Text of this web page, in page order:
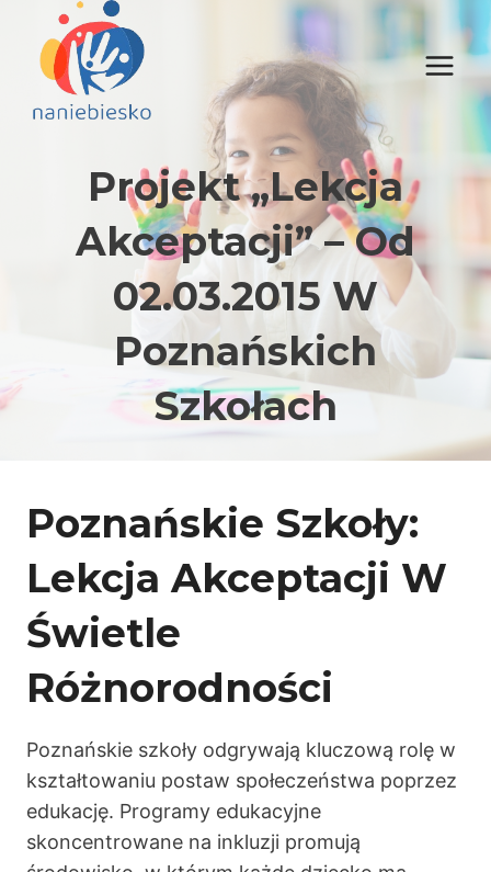
Przejdź
treści
Projekt „Lekcja
Akceptacji” – Od
02.03.2015 W
Poznańskich
Szkołach
Poznańskie Szkoły:
Lekcja Akceptacji W
Świetle
Różnorodności
Poznańskie szkoły odgrywają kluczową rolę w
kształtowaniu postaw społeczeństwa poprzez
edukację. Programy edukacyjne
skoncentrowane na inkluzji promują